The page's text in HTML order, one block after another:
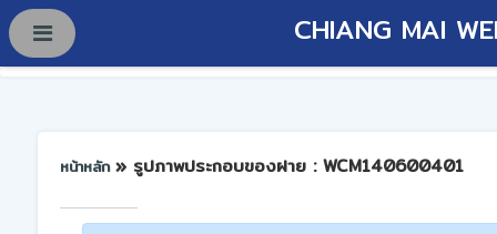
CHIANG MAI
หน้าหลัก » รูปภาพประกอบของฝาย : WCM140600401